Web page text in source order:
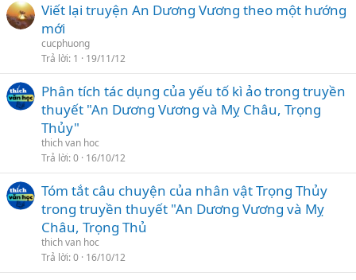
Viết lại truyện An Dương Vương theo một hướng
mới
cucphuong
Trả lời 1 19/11/12
Phân tích tác dụng của yếu tố kì ảo trong truyền
thuyết "An Dương Vương và Mỵ Châu, Trọng
Thủy"
thich van hoc
Trả lời 0 16/10/12
Tóm tắt câu chuyện của nhân vật Trọng Thủy
trong truyền thuyết "An Dương Vương và Mỵ
Châu, Trọng Thủ
thich van hoc
Trả lời 0 16/10/12